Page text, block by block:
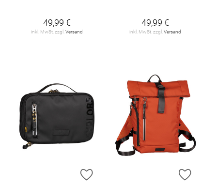
49,99 €
inkl. MwSt. zzgl. Versand
49,99 €
inkl. MwSt. zzgl. Versand
ZUR WUNSCHLISTE HINZUFÜGEN
ZUR